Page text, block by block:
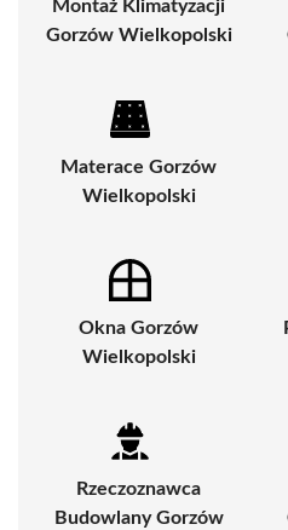
Montaż Klimatyzacji
Gorzów Wielkopolski
Materace Gorzów
Wielkopolski
Okna Gorzów
Wielkopolski
Rzeczoznawca
Budowlany Gorzów